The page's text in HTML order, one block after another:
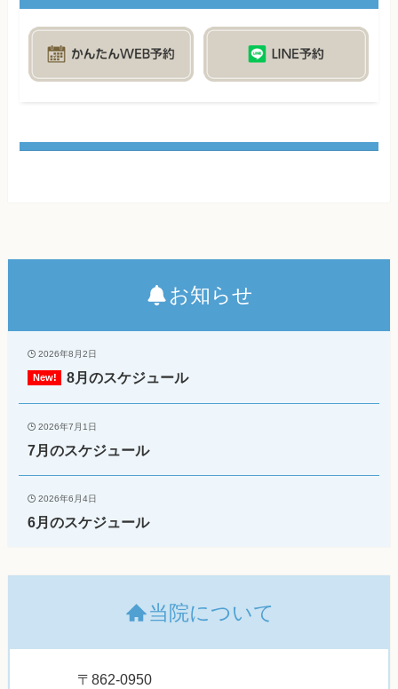
お知らせ
2026年8月2日
8月のスケジュール
2026年7月1日
7月のスケジュール
2026年6月4日
6月のスケジュール
当院について
〒862-0950